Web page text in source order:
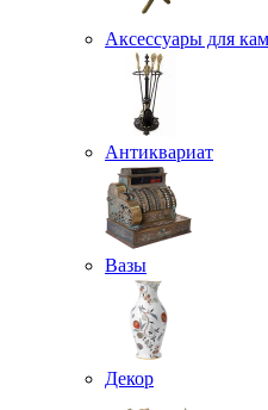
Аксессуары для
Антиквариат
Вазы
Декор